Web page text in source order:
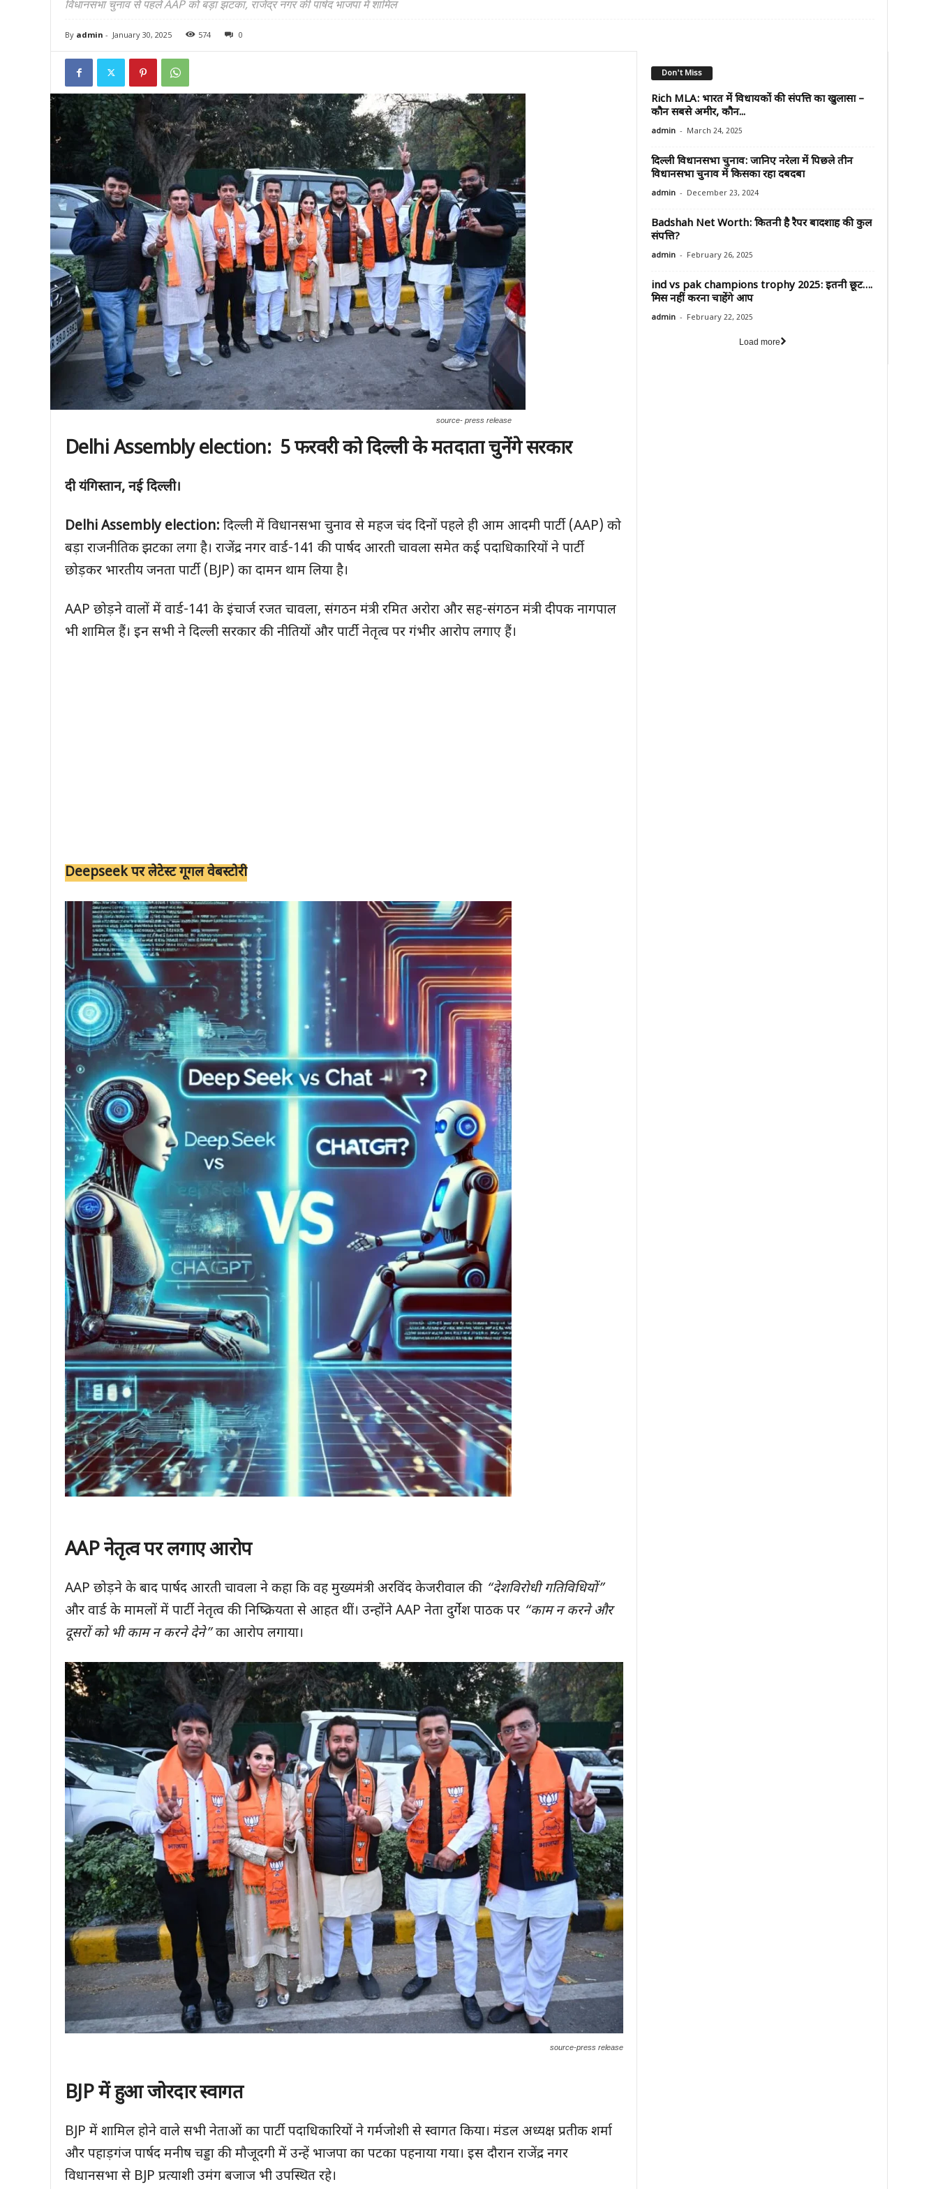
विधानसभा चुनाव से पहले AAP को बड़ा झटका, राजेंद्र नगर की पार्षद भाजपा में शामिल
By admin - January 30, 2025 574 0
source- press release
Delhi Assembly election: 5फरवरी को दिल्ली के मतदाता चुनेंगे सरकार
दी यंगिस्तान, नई दिल्ली।
Delhi Assembly election: दिल्ली में विधानसभा चुनाव से महज चंद दिनों पहले ही आम आदमी पार्टी (AAP) को
बड़ा राजनीतिक झटका लगा है। राजेंद्र नगर वार्ड-141 की पार्षद आरती चावला समेत कई पदाधिकारियों ने पार्टी
छोड़कर भारतीय जनता पार्टी (BJP) का दामन थाम लिया है।
AAP छोड़ने वालों में वार्ड-141 के इंचार्ज रजत चावला, संगठन मंत्री रमित अरोरा और सह-संगठन मंत्री दीपक नागपाल
भी शामिल हैं। इन सभी ने दिल्ली सरकार की नीतियों और पार्टी नेतृत्व पर गंभीर आरोप लगाए हैं।
Deepseek पर लेटेस्ट गूगल वेबस्टोरी
AAP नेतृत्व पर लगाए आरोप
AAP छोड़ने के बाद पार्षद आरती चावला ने कहा कि वह मुख्यमंत्री अरविंद केजरीवाल की “देशविरोधी गतिविधियों”
और वार्ड के मामलों में पार्टी नेतृत्व की निष्क्रियता से आहत थीं। उन्होंने AAP नेता दुर्गेश पाठक पर “काम न करने और
दूसरों को भी काम न करने देने”का आरोप लगाया।
source-press release
BJP में हुआ जोरदार स्वागत
BJP में शामिल होने वाले सभी नेताओं का पार्टी पदाधिकारियों ने गर्मजोशी से स्वागत किया। मंडल अध्यक्ष प्रतीक शर्मा
और पहाड़गंज पार्षद मनीष चड्डा की मौजूदगी में उन्हें भाजपा का पटका पहनाया गया। इस दौरान राजेंद्र नगर
विधानसभा से BJP प्रत्याशी उमंग बजाज भी उपस्थित रहे।
Don't Miss
Rich MLA: भारत में विधायकों की संपत्ति का खुलासा –
कौन सबसे अमीर, कौन...
admin - March 24, 2025
दिल्ली विधानसभा चुनाव: जानिए नरेला में पिछले तीन
विधानसभा चुनाव में किसका रहा दबदबा
admin - December 23, 2024
Badshah Net Worth: कितनी है रैपर बादशाह की कुल
संपत्ति?
admin - February 26, 2025
ind vs pak champions trophy 2025: इतनी छूट….
मिस नहीं करना चाहेंगे आप
admin - February 22, 2025
Load more